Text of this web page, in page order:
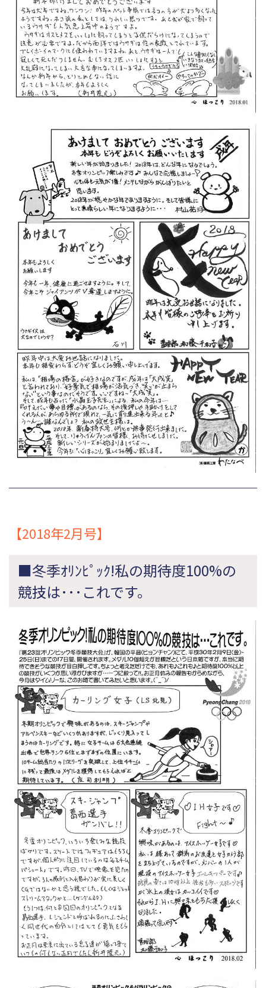
【2018年2月号】
■冬季ｵﾘﾝﾋﾟｯｸ!私の期待度100%の
競技は･･･これです。